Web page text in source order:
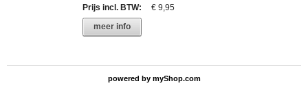
Prijs incl. BTW:
€ 9,95
meer info
powered by myShop.com